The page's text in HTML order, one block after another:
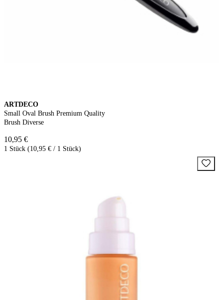
ARTDECO
Small Oval Brush Premium Quality
Brush Diverse
10,95 €
1 Stück (10,95 € / 1 Stück)